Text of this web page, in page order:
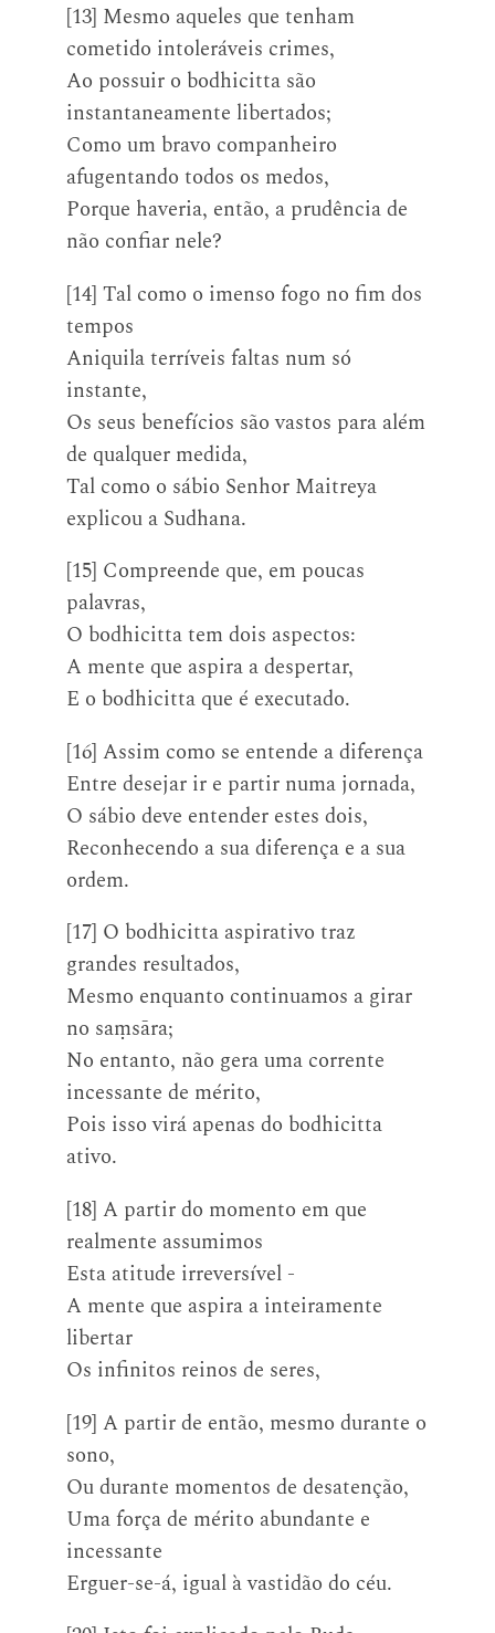
[13] Mesmo aqueles que tenham
cometido intoleráveis crimes,
Ao possuir o bodhicitta são
instantaneamente libertados;
Como um bravo companheiro
afugentando todos os medos,
Porque haveria, então, a prudência de
não confiar nele?
[14] Tal como o imenso fogo no fim dos
tempos
Aniquila terríveis faltas num só
instante,
Os seus benefícios são vastos para além
de qualquer medida,
Tal como o sábio Senhor Maitreya
explicou a Sudhana.
[15] Compreende que, em poucas
palavras,
O bodhicitta tem dois aspectos:
A mente que aspira a despertar,
E o bodhicitta que é executado.
[16] Assim como se entende a diferença
Entre desejar ir e partir numa jornada,
O sábio deve entender estes dois,
Reconhecendo a sua diferença e a sua
ordem.
[17] O bodhicitta aspirativo traz
grandes resultados,
Mesmo enquanto continuamos a girar
no saṃsāra;
No entanto, não gera uma corrente
incessante de mérito,
Pois isso virá apenas do bodhicitta
ativo.
[18] A partir do momento em que
realmente assumimos
Esta atitude irreversível -
A mente que aspira a inteiramente
libertar
Os infinitos reinos de seres,
[19] A partir de então, mesmo durante o
sono,
Ou durante momentos de desatenção,
Uma força de mérito abundante e
incessante
Erguer-se-á, igual à vastidão do céu.